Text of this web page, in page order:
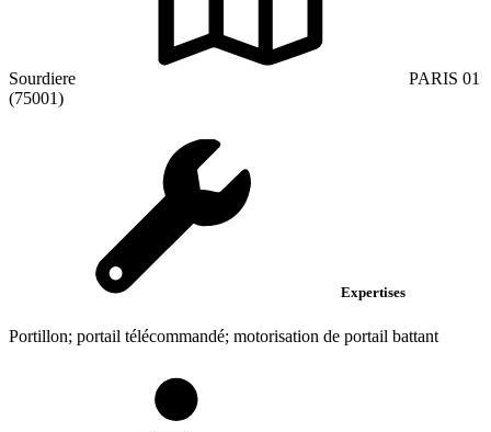
Sourdiere
PARIS 01
(75001)
Expertises
Portillon; portail télécommandé; motorisation de portail battant